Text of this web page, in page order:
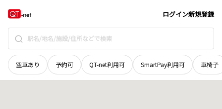
ログイン新規登録
空車あり 予約可 QT-net利用可 SmartPay利用可 車椅子
宮城県